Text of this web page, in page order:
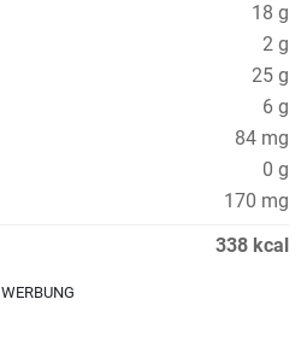
18 g
2 g
25 g
6 g
84 mg
0 g
170 mg
338 kcal
WERBUNG